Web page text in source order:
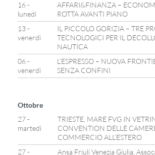
16 -
lunedì
AFFARI&FINANZA –
ROTTA AVANTI PIANO
13 -
venerdì
IL PICCOLO GORIZIA – TRE
TECNOLOGICI PER IL
NAUTICA
06 -
venerdì
L’ESPRESSO – NUOVA
SENZA CONFINI
Ottobre
27 -
martedì
TRIESTE, MARE FVG IN
CONVENTION DELLE
COMMERCIO ALL’ESTERO
27 -
Ansa Friuli Venezia Giulia,